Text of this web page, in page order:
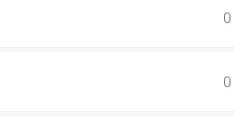
0
0